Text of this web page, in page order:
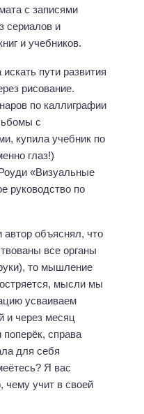
с записями
сериалов и
и учебников.
пути развития
рисование.
по каллиграфии
с
купила учебник по
глаз!)
«Визуальные
руководство по
автор объяснял, что
все органы
то мышление
мысли мы
усваиваем
и через месяц
поперёк, справа
для себя
Я вас
чему учит в своей